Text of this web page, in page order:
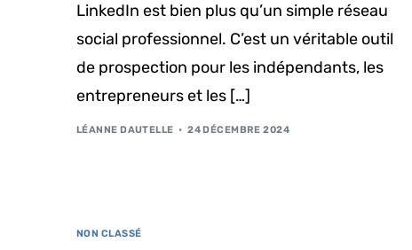
LinkedIn est bien plus qu’un simple réseau
social professionnel. C’est un véritable outil
de prospection pour les indépendants, les
entrepreneurs et les […]
LÉANNE DAUTELLE 24 DÉCEMBRE 2024
NON CLASSÉ